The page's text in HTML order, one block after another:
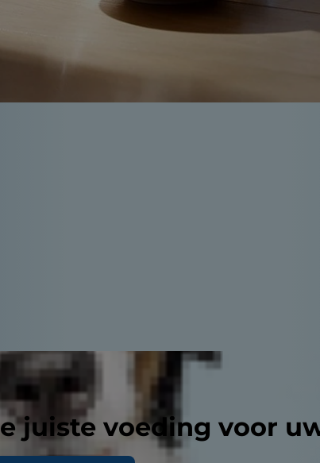
juiste voeding voor